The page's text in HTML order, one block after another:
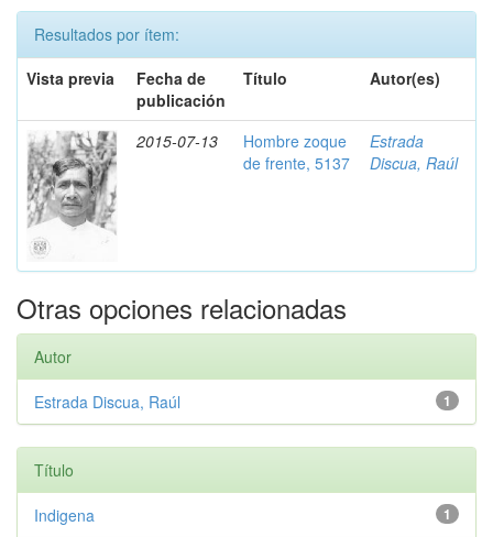
Resultados por ítem:
Vista previa
Fecha de
publicación
Título Autor(es)
2015-07-13
Hombre zoque
de frente, 5137
Estrada
Discua, Raúl
Otras opciones relacionadas
Autor
1
Estrada Discua, Raúl
Título
1
Indigena